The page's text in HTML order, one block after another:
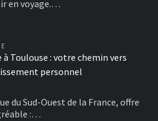
en voyage.…
à Toulouse : votre chemin vers
personnel
du Sud-Ouest de la France, offre
:…